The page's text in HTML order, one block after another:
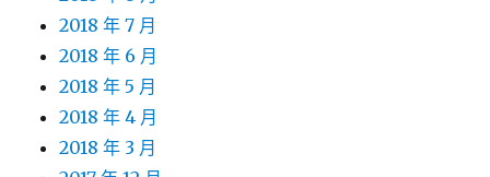
2018 年 7 月
2018 年 6 月
2018 年 5 月
2018 年 4 月
2018 年 3 月